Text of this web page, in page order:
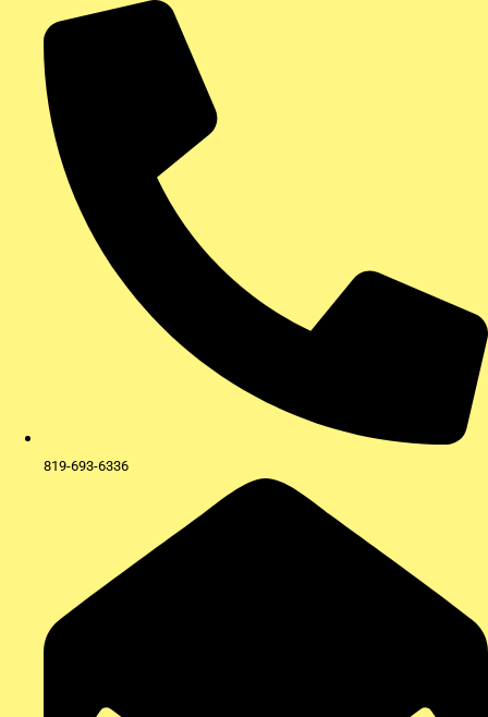
contenu
819-693-6336